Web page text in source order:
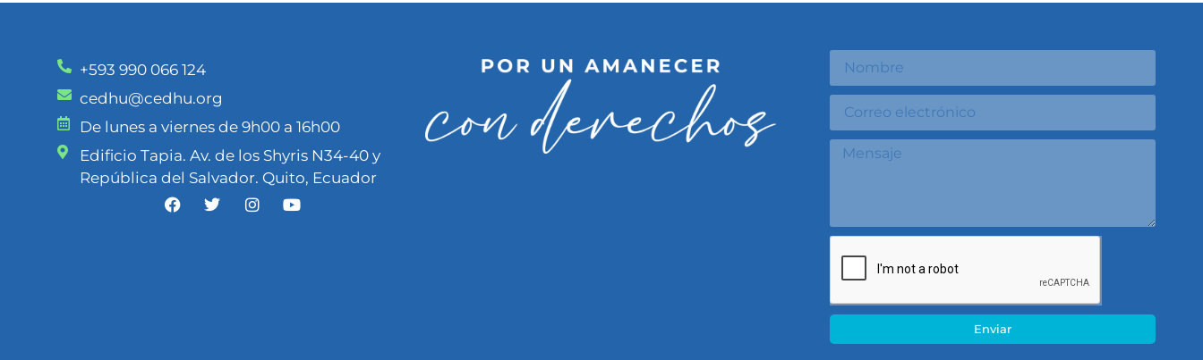
+593 990 066 124
cedhu@cedhu.org
De lunes a viernes de 9h00 a 16h00
Edificio Tapia. Av. de los Shyris N34-40 y
República del Salvador. Quito, Ecuador
Enviar